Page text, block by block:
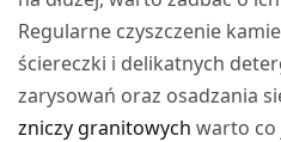
Regularne czyszczenie
ściereczki i delikatnych
zarysowań oraz osadzania
zniczy granitowych warto co